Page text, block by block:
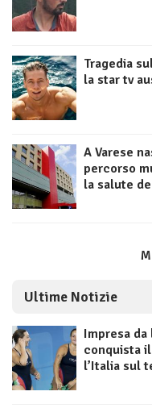
Tragedia
la star tv
A Varese
percorso
la salute
Ultime Notizie
Impresa da
conquista
l’Italia sul